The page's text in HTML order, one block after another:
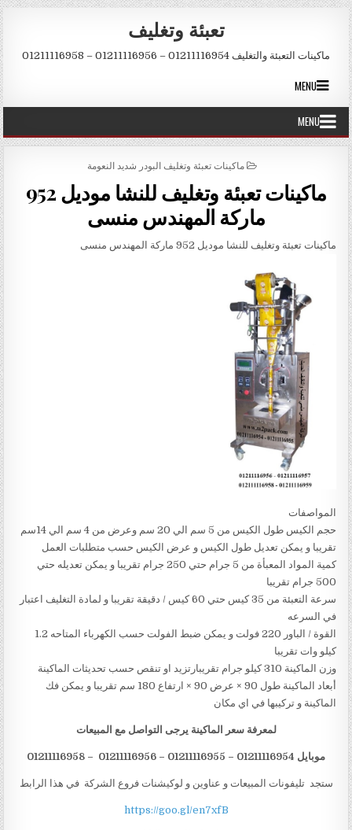
Skip to content
تعبئة وتغليف
ماكينات التعبئة والتغليف 01211116954 – 01211116956 – 01211116958
MENU
MENU
POSTED IN
ماكينات تعبئة وتغليف البودر شديد النعومة
ماكينات تعبئة وتغليف للنشا موديل 952
ماركة المهندس منسى
ماكينات تعبئة وتغليف للنشا موديل 952 ماركة المهندس منسى
المواصفات
حجم الكيس طول الكيس من 5 سم الي 20 سم وعرض من 4 سم الي 14سم
تقريبا و يمكن تعديل طول الكيس و عرض الكيس حسب متطلبات العمل
كمية المواد المعبأة من 5 جرام حتي 250 جرام تقريبا و يمكن تعديله حتي
500 جرام تقريبا
سرعة التعبئة من 35 كيس حتي 60 كيس / دقيقة تقريبا و لمادة التغليف اعتبار
في السرعه
القوة / الباور 220 فولت و يمكن ضبط الفولت حسب الكهرباء المتاحه 1.2
كيلو وات تقريبا
وزن الماكينة 310 كيلو جرام تقريبارتزيد او تنقص حسب تحديثات الماكينة
أبعاد الماكينة طول 90 × عرض 90 × ارتفاع 180 سم تقريبا و يمكن فك
الماكينة و تركيبها في اي مكان
لمعرفة سعر الماكينة يرجى التواصل مع المبيعات
موبايل 01211116954 – 01211116955 – 01211116956 – 01211116958
ستجد تليفونات المبيعات و عناوين و لوكيشنات فروع الشركة في هذا الرابط
https://goo.gl/en7xfB